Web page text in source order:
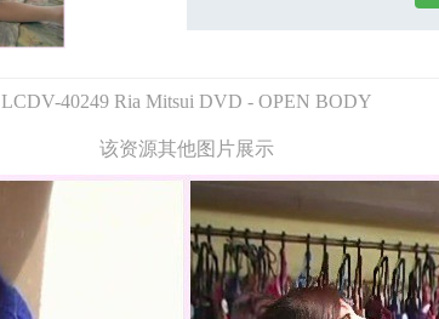
LCDV-40249 Ria Mitsui DVD - OPEN BODY
该资源其他图片展示